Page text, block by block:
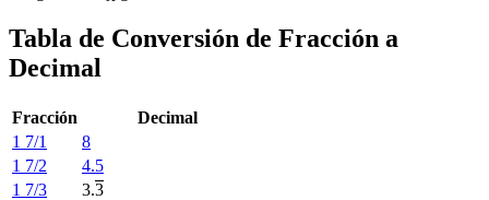
Tabla de Conversión de Fracción a
Decimal
Fracción
Decimal
1 7/1
8
1 7/2
4.5
1 7/3
3.3